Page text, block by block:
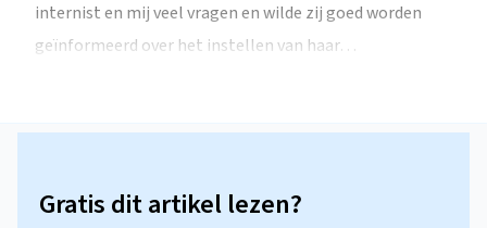
internist en mij veel vragen en wilde zij goed worden
geïnformeerd over het instellen van haar…
Gratis dit artikel lezen?